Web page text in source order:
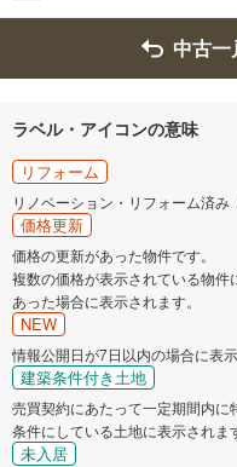
中古
ラベル・アイコンの意味
リフォーム
リノベーション・リフォーム済み
価格更新
価格の更新があった物件です。
複数の価格が表示されている物
あった場合に表示されます。
NEW
情報公開日が7日以内の場合に表示
建築条件付き土地
売買契約にあたって一定期間内
条件にしている土地に表示されま
未入居